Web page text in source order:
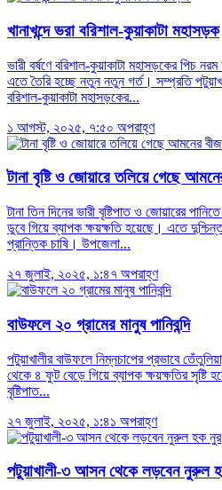
খানাখন্দে ভরা বরিশাল-কুয়াকাটা মহাসড়ক
ভারী বর্ষণে বরিশাল-কুয়াকাটা মহাসড়কের পিচ
এতে তৈরি হচ্ছে নতুন নতুন গর্ত। সম্প্রতি
বরিশাল-কুয়াকাটা মহাসড়কের...
১ আগস্ট, ২০২৫, ৭:৫০ অপরাহ্ণ
টানা বৃষ্টি ও জোয়ারে তলিয়ে গেছে
টানা তিন দিনের ভারী বৃষ্টিপাত ও জোয়ারের
ডুবে গিয়ে ব্যাপক ক্ষয়ক্ষতি হয়েছে। এতে
প্রান্তিক চাষি। উপজেলা...
২৭ জুলাই, ২০২৫, ১:৪৭ অপরাহ্ণ
বাউফলে ২০ গ্রামের মানুষ পানিবন্দি
পটুয়াখালীর বাউফলে নিম্নচাপের প্রভাবে
থেকে ৪ ফুট বেড়ে গিয়ে ব্যাপক ক্ষয়ক্ষতির সৃষ্টি
বৃষ্টিপাত...
২৭ জুলাই, ২০২৫, ১:৪১ অপরাহ্ণ
পটুয়াখালী-৩ আসন থেকে লড়বেন নুরুল